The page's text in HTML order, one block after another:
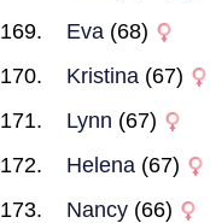
Eva (68)
Kristina (67)
Lynn (67)
Helena (67)
Nancy (66)